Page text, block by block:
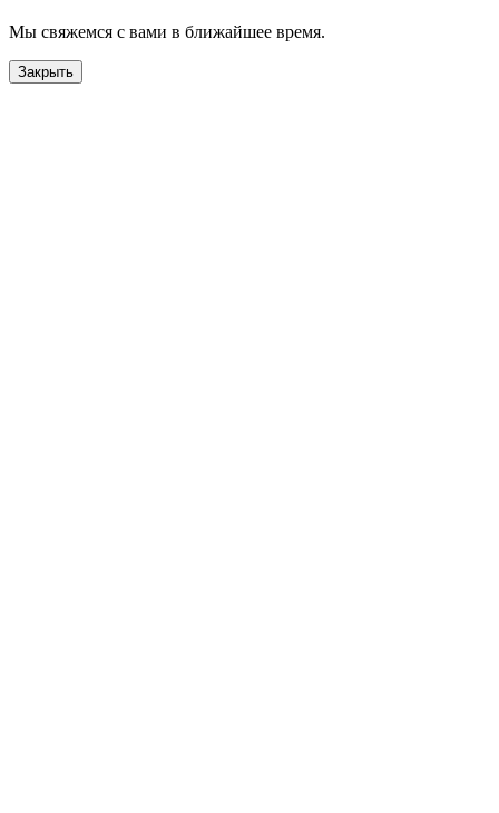
Мы свяжемся с вами в ближайшее время.
Закрыть